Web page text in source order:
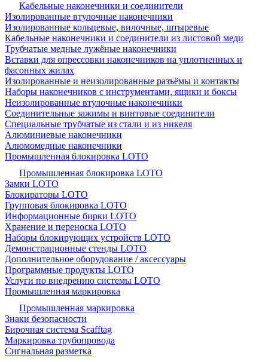
Кабельные наконечники и соединители
Изолированные втулочные наконечники
Изолированные кольцевые, вилочные, штыревые
Кабельные наконечники и соединители из листовой меди
Трубчатые медные лужёные наконечники
Вставки для опрессовки наконечников на уплотненных и
фасонных жилах
Изолированные и неизолированные разъёмы и контакты
Наборы наконечников с инструментами, ящики и боксы
Неизолированные втулочные наконечники
Соединительные зажимы и винтовые соединители
Специальные трубчатые из стали и из никеля
Алюминиевые наконечники
Алюмомедные наконечники
Промышленная блокировка LOTO
Промышленная блокировка LOTO
Замки LOTO
Блокираторы LOTO
Групповая блокировка LOTO
Информационные бирки LOTO
Хранение и переноска LOTO
Наборы блокирующих устройств LOTO
Демонстрационные стенды LOTO
Дополнительное оборудование / аксессуары
Программные продукты LOTO
Услуги по внедрению системы LOTO
Промышленная маркировка
Промышленная маркировка
Знаки безопасности
Бирочная система Scafftag
Маркировка трубопровода
Сигнальная разметка